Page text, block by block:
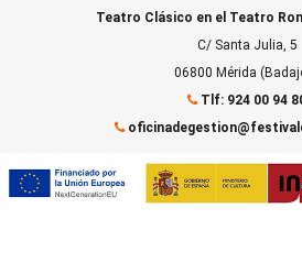
Teatro Clásico en el Teatro
C/ Santa Julia, 5
06800 Mérida
Tlf: 924 00 94